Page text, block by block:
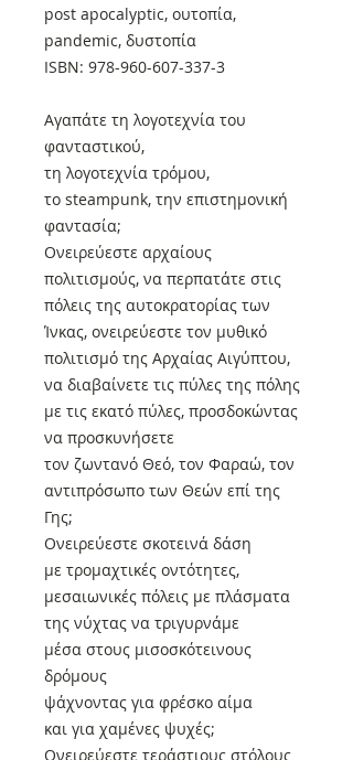
post apocalyptic, ουτοπία,
pandemic, δυστοπία
ISBN: 978-960-607-337-3
Αγαπάτε τη λογοτεχνία του
φανταστικού,
τη λογοτεχνία τρόμου,
το steampunk, την επιστημονική
φαντασία;
Ονειρεύεστε αρχαίους
πολιτισμούς, να περπατάτε στις
πόλεις της αυτοκρατορίας των
Ίνκας, ονειρεύεστε τον μυθικό
πολιτισμό της Αρχαίας Αιγύπτου,
να διαβαίνετε τις πύλες της πόλης
με τις εκατό πύλες, προσδοκώντας
να προσκυνήσετε
τον ζωντανό Θεό, τον Φαραώ, τον
αντιπρόσωπο των Θεών επί της
Γης;
Ονειρεύεστε σκοτεινά δάση
με τρομαχτικές οντότητες,
μεσαιωνικές πόλεις με πλάσματα
της νύχτας να τριγυρνάμε
μέσα στους μισοσκότεινους
δρόμους
ψάχνοντας για φρέσκο αίμα
και για χαμένες ψυχές;
Ονειρεύεστε τεράστιους στόλους